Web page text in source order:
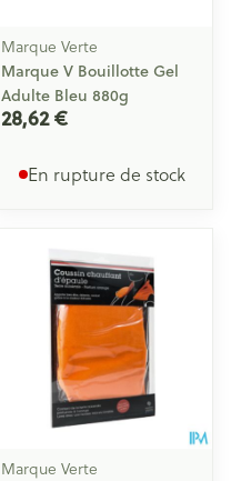
Marque Verte
Marque V Bouillotte Gel
Adulte Bleu 880g
28,62 €
En rupture de stock
Marque Verte